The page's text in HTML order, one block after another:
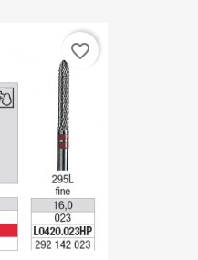
favorite_border